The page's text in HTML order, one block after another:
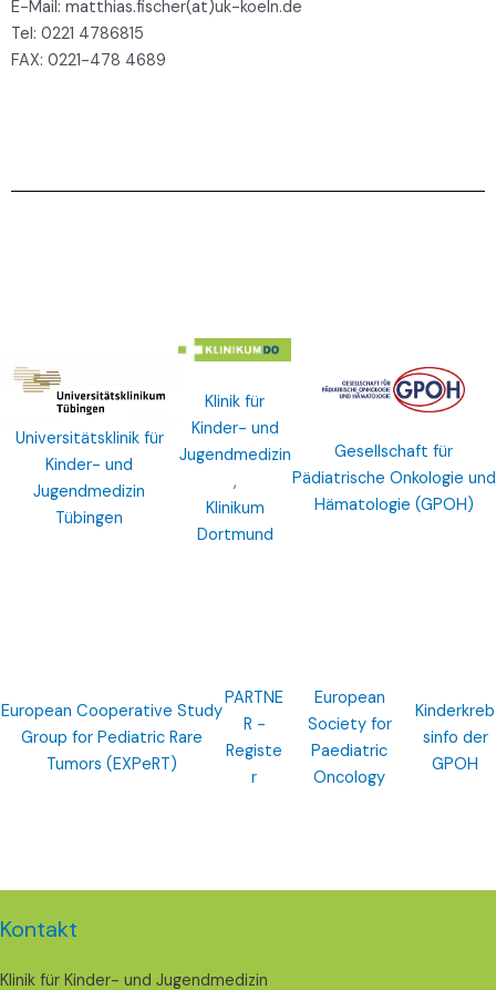
E-Mail: matthias.fischer(at)uk-koeln.de
Tel: 0221 4786815
FAX: 0221-478 4689
Universitätsklinik für
Kinder- und
Jugendmedizin
Tübingen
Klinik für
Kinder- und
Jugendmedizin
,
Klinikum
Dortmund
Gesellschaft für
Pädiatrische Onkologie und
Hämatologie (GPOH)
European Cooperative Study
Group for Pediatric Rare
Tumors (EXPeRT)
PARTNE
R -
Registe
r
European
Society for
Paediatric
Oncology
Kinderkreb
sinfo der
GPOH
Kontakt
Klinik für Kinder- und Jugendmedizin